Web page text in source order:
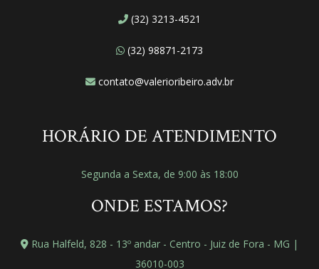
(32) 3213-4521
(32) 98871-2173
contato@valerioribeiro.adv.br
HORÁRIO DE ATENDIMENTO
Segunda a Sexta, de 9:00 às 18:00
ONDE ESTAMOS?
Rua Halfeld, 828 - 13º andar - Centro - Juiz de Fora - MG |
36010-003